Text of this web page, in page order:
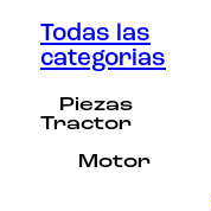
Todas las
categorias
Piezas
Tractor
Motor
podamos
mejorar la
funcionalidad
de la web, en
base a cómo
web.